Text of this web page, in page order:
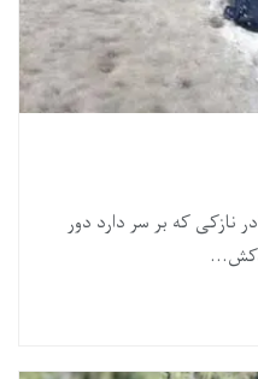
نازکی که بر سر دارد دور